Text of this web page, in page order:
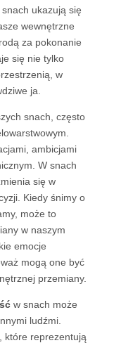
ukazują się
wewnętrzne
za pokonanie
się nie tylko
w
ja.
snach, często
ambicjami
W snach
się w
Kiedy śnimy o
może to
w naszym
emocje
mogą one być
przemiany.
w snach może
ludźmi.
które reprezentują